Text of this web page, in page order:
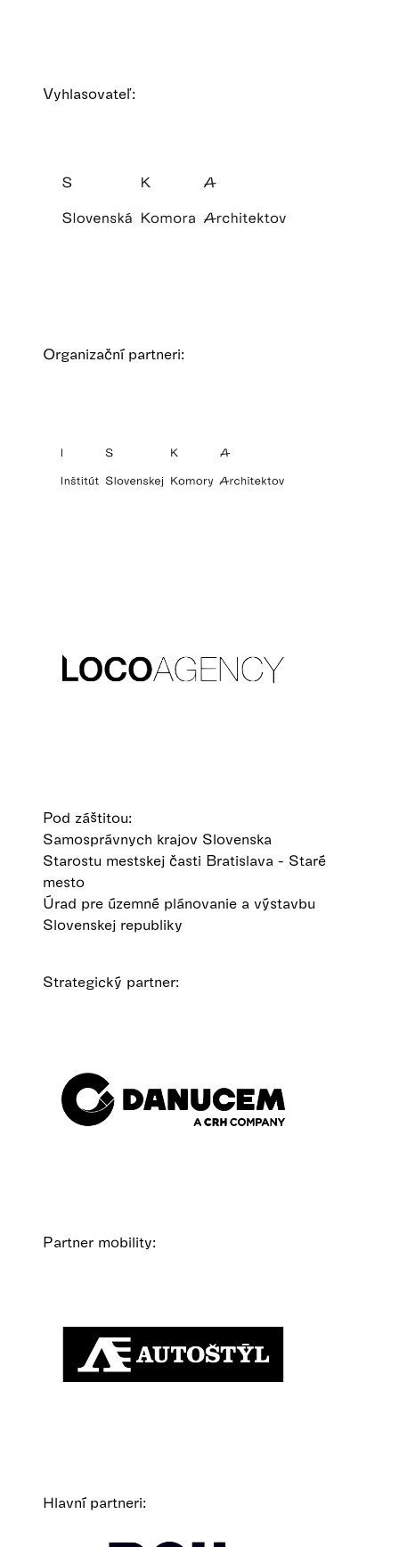
Vyhlasovateľ:
Organizační partneri:
Pod záštitou:
Samosprávnych krajov Slovenska
Starostu mestskej časti Bratislava - Staré
mesto
Úrad pre územné plánovanie a výstavbu
Slovenskej republiky
Strategický partner:
Partner mobility:
Hlavní partneri: